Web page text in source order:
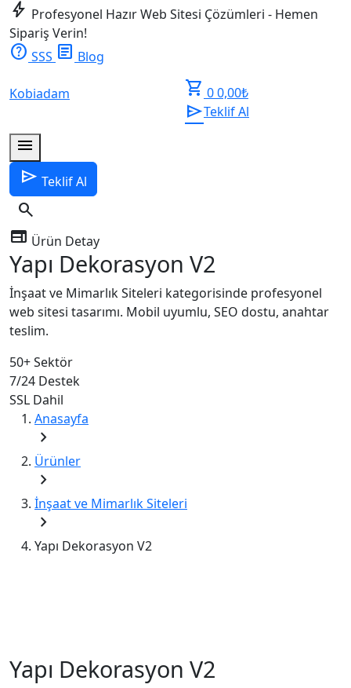
bolt Profesyonel Hazır Web Sitesi Çözümleri - Hemen
Sipariş Verin!
help SSS article Blog
Kobiadam shopping_cart 00,00₺
sendTeklif Al
menu
send Teklif Al
search
web Ürün Detay
Yapı Dekorasyon V2
İnşaat ve Mimarlık Siteleri kategorisinde profesyonel
web sitesi tasarımı. Mobil uyumlu, SEO dostu, anahtar
teslim.
50+Sektör
7/24 Destek
SSL Dahil
Anasayfa
chevron_right
Ürünler
chevron_right
İnşaat ve Mimarlık Siteleri
chevron_right
Yapı Dekorasyon V2
Yapı Dekorasyon V2